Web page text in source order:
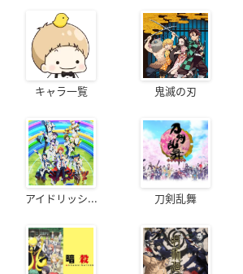
キャラ一覧 鬼滅の刃
アイドリッシ... 刀剣乱舞